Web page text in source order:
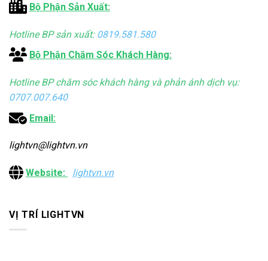
Bộ Phận Sản Xuất:
Hotline BP sản xuất: 0819.581.580
Bộ Phận Chăm Sóc Khách Hàng:
Hotline BP chăm sóc khách hàng và phản ánh dịch vụ:
0707.007.640
Email:
lightvn@lightvn.vn
Website: lightvn.vn
VỊ TRÍ LIGHTVN